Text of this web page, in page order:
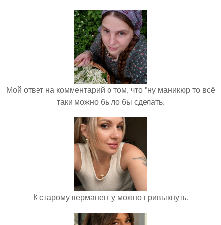
Мой ответ на комментарий о том, что "ну маникюр то всё
таки можно было бы сделать.
К старому перманенту можно привыкнуть.